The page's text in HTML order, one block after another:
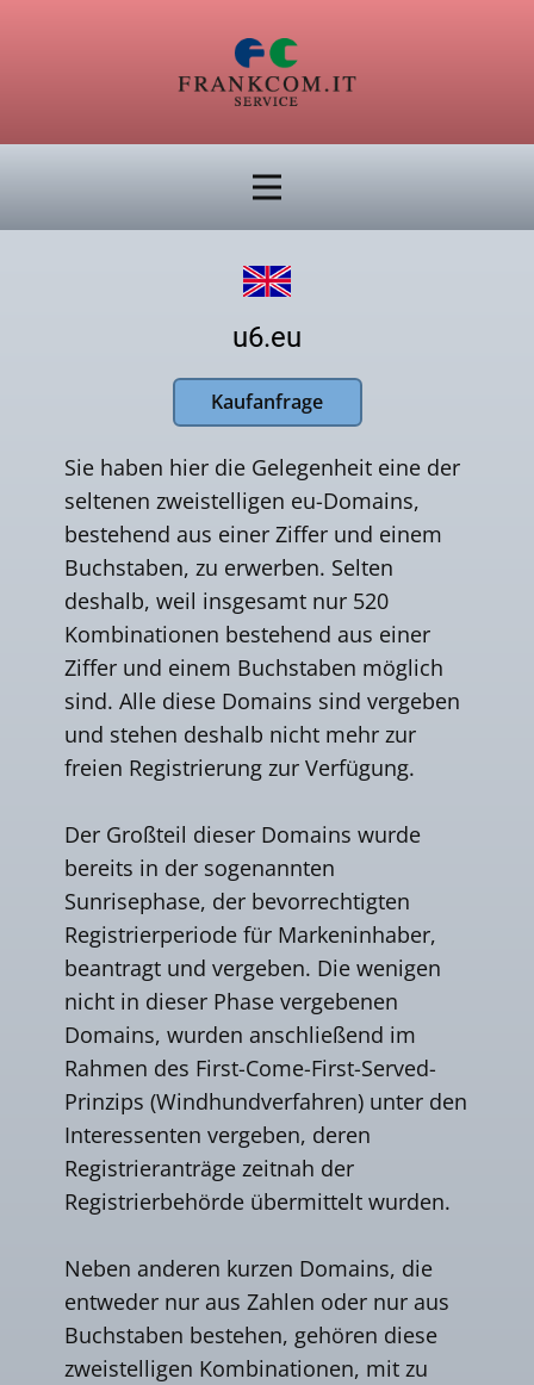
u6.eu
Kaufanfrage
Sie haben hier die Gelegenheit eine der
seltenen zweistelligen eu-Domains,
bestehend aus einer Ziffer und einem
Buchstaben, zu erwerben. Selten
deshalb, weil insgesamt nur 520
Kombinationen bestehend aus einer
Ziffer und einem Buchstaben möglich
sind. Alle diese Domains sind vergeben
und stehen deshalb nicht mehr zur
freien Registrierung zur Verfügung.
Der Großteil dieser Domains wurde
bereits in der sogenannten
Sunrisephase, der bevorrechtigten
Registrierperiode für Markeninhaber,
beantragt und vergeben. Die wenigen
nicht in dieser Phase vergebenen
Domains, wurden anschließend im
Rahmen des First-Come-First-Served-
Prinzips (Windhundverfahren) unter den
Interessenten vergeben, deren
Registrieranträge zeitnah der
Registrierbehörde übermittelt wurden.
Neben anderen kurzen Domains, die
entweder nur aus Zahlen oder nur aus
Buchstaben bestehen, gehören diese
zweistelligen Kombinationen, mit zu